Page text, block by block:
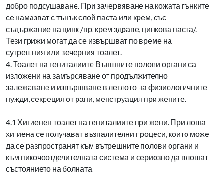
добро подсушаване. При зачервяване на кожата гънките
се намазват с тънък слой паста или крем, със
съдържание на цинк /пр. крем здраве, цинкова паста/.
Тези грижи могат да се извършват по време на
сутрешния или вечерния тоалет.
4. Тоалет на гениталиите Външните полови органи са
изложени на замърсяване от продължително
залежаване и извършване в леглото на физиологичните
нужди, секреция от рани, менструация при жените.
4.1 Хигиенен тоалет на гениталиите при жени. При лоша
хигиена се получават възпалителни процеси, които може
да се разпространят към вътрешните полови органи и
към пикочоотделителната система и сериозно да влошат
състоянието на болната.